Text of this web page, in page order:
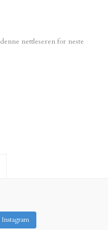
nettleseren for neste